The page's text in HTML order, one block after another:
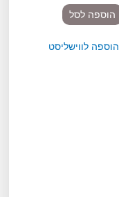
הוספה לסל
הוספה לווישליסט